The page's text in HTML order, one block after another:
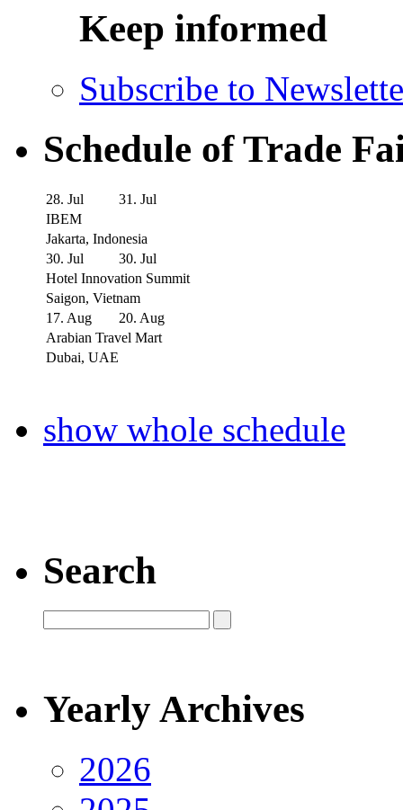
Keep informed
Subscribe to
Schedule of Trade
28. Jul
31. Jul
IBEM
Jakarta, Indonesia
30. Jul
30. Jul
Hotel Innovation Summit
Saigon, Vietnam
17. Aug
20. Aug
Arabian Travel Mart
Dubai, UAE
show whole schedule
Search
Yearly Archives
2026